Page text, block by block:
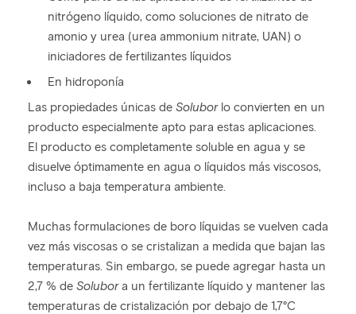
nitrógeno líquido, como soluciones de nitrato de
amonio y urea (urea ammonium nitrate, UAN) o
iniciadores de fertilizantes líquidos
En hidroponía
Las propiedades únicas de Soluborlo convierten en un
producto especialmente apto para estas aplicaciones.
El producto es completamente soluble en agua y se
disuelve óptimamente en agua o líquidos más viscosos,
incluso a baja temperatura ambiente.
Muchas formulaciones de boro líquidas se vuelven cada
vez más viscosas o se cristalizan a medida que bajan las
temperaturas. Sin embargo, se puede agregar hasta un
2,7 % de Solubora un fertilizante líquido y mantener las
temperaturas de cristalización por debajo de 1,7°C